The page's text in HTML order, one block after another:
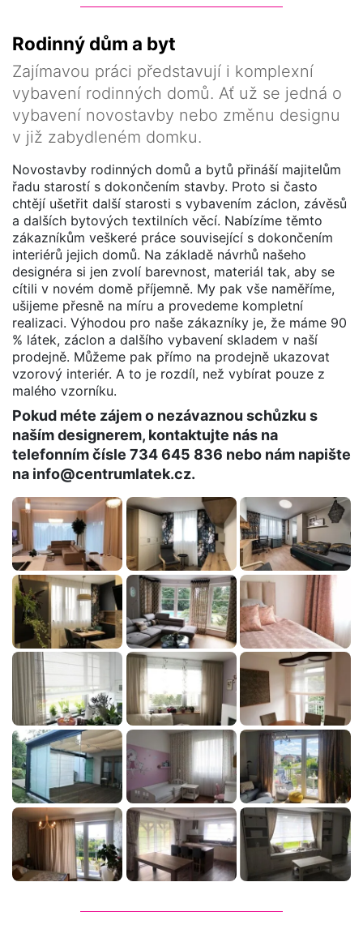
Rodinný dům a byt
Zajímavou práci představují i komplexní
vybavení rodinných domů. Ať už se jedná o
vybavení novostavby nebo změnu designu
v již zabydleném domku.
Novostavby rodinných domů a bytů přináší majitelům
řadu starostí s dokončením stavby. Proto si často
chtějí ušetřit další starosti s vybavením záclon, závěsů
a dalších bytových textilních věcí. Nabízíme těmto
zákazníkům veškeré práce související s dokončením
interiérů jejich domů. Na základě návrhů našeho
designéra si jen zvolí barevnost, materiál tak, aby se
cítili v novém domě příjemně. My pak vše naměříme,
ušijeme přesně na míru a provedeme kompletní
realizaci. Výhodou pro naše zákazníky je, že máme 90
% látek, záclon a dalšího vybavení skladem v naší
prodejně. Můžeme pak přímo na prodejně ukazovat
vzorový interiér. A to je rozdíl, než vybírat pouze z
malého vzorníku.
Pokud méte zájem o nezávaznou schůzku s
naším designerem, kontaktujte nás na
telefonním čísle 734 645 836 nebo nám napište
na info@centrumlatek.cz.